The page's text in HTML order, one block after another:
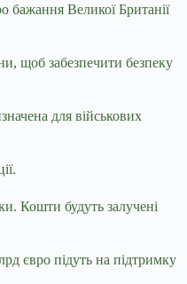
бажання Великої Британії
щоб забезпечити безпеку
для військових
Кошти будуть залучені
євро підуть на підтримку